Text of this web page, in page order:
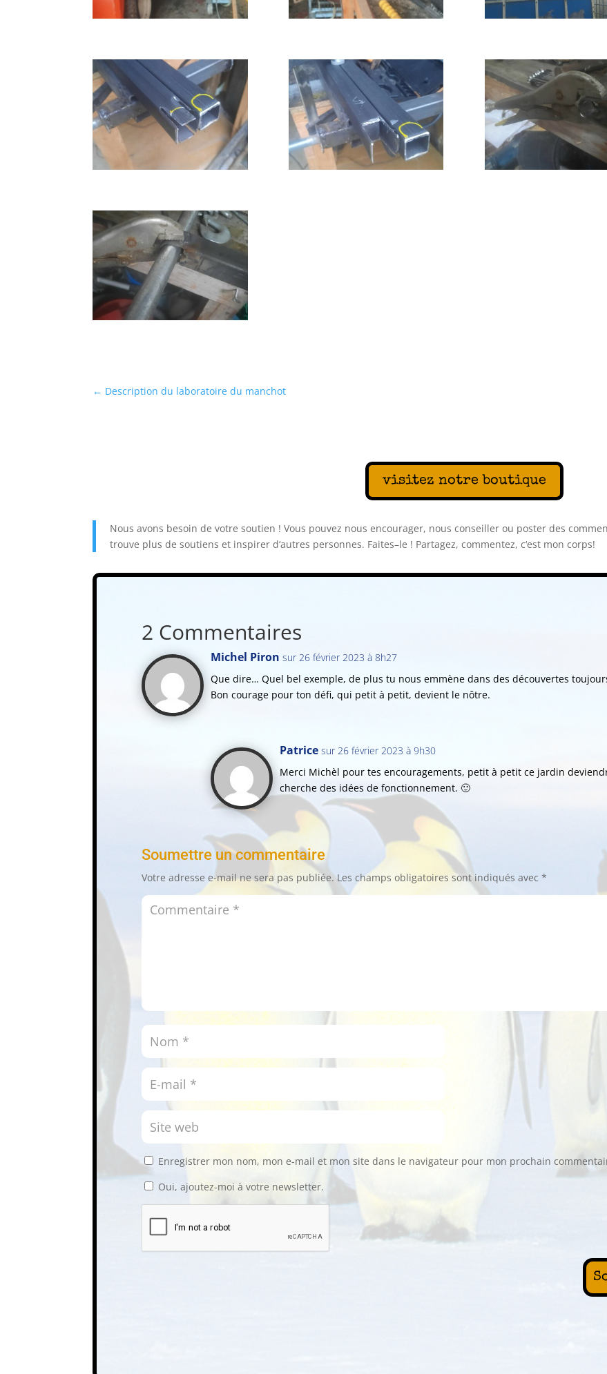
← Description du laboratoire du manchot
visitez notre boutique
Nous avons besoin de votre soutien ! Vous pouvez nous encourager, nous conseiller ou poster des
trouve plus de soutiens et inspirer d‘autres personnes. Faites–le ! Partagez, commentez, c‘est mon corps!
2 Commentaires
Michel Piron sur 26 février 2023 à 8h27
Que dire… Quel bel exemple, de plus tu nous emmène dans des découvertes
Bon courage pour ton défi, qui petit à petit, devient le nôtre.
Patrice sur 26 février 2023 à 9h30
Merci Michèl pour tes encouragements, petit à petit ce jardin
cherche des idées de fonctionnement. 🙂
Soumettre un commentaire
Votre adresse e-mail ne sera pas publiée. Les champs obligatoires sont indiqués avec *
Enregistrer mon nom, mon e-mail et mon site dans le navigateur pour mon prochain
Oui, ajoutez-moi à votre newsletter.